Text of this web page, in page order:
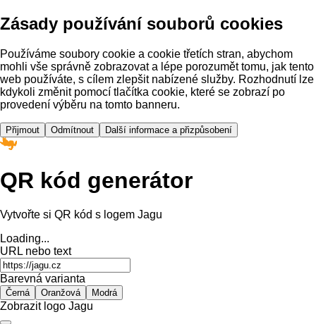
Zásady používání souborů cookies
Používáme soubory cookie a cookie třetích stran, abychom
mohli vše správně zobrazovat a lépe porozumět tomu, jak tento
web používáte, s cílem zlepšit nabízené služby. Rozhodnutí lze
kdykoli změnit pomocí tlačítka cookie, které se zobrazí po
provedení výběru na tomto banneru.
Přijmout Odmítnout Další informace a přizpůsobení
QR kód generátor
Vytvořte si QR kód s logem Jagu
Loading...
URL nebo text
Barevná varianta
Černá Oranžová Modrá
Zobrazit logo Jagu